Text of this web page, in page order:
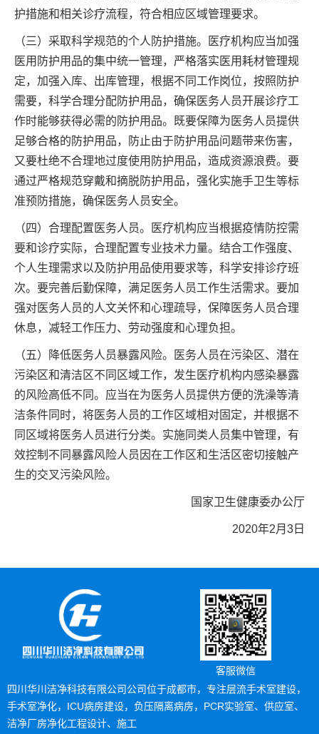
护措施和相关诊疗流程，符合相应区域管理要求。
（三）采取科学规范的个人防护措施。医疗机构应当加强
医用防护用品的集中统一管理，严格落实医用耗材管理规
定，加强入库、出库管理，根据不同工作岗位，按照防护
需要，科学合理分配防护用品，确保医务人员开展诊疗工
作时能够获得必需的防护用品。既要保障为医务人员提供
足够合格的防护用品，防止由于防护用品问题带来伤害，
又要杜绝不合理地过度使用防护用品，造成资源浪费。要
通过严格规范穿戴和摘脱防护用品，强化实施手卫生等标
准预防措施，确保医务人员安全。
（四）合理配置医务人员。医疗机构应当根据疫情防控需
要和诊疗实际，合理配置专业技术力量。结合工作强度、
个人生理需求以及防护用品使用要求等，科学安排诊疗班
次。要完善后勤保障，满足医务人员工作生活需求。要加
强对医务人员的人文关怀和心理疏导，保障医务人员合理
休息，减轻工作压力、劳动强度和心理负担。
（五）降低医务人员暴露风险。医务人员在污染区、潜在
污染区和清洁区不同区域工作，发生医疗机构内感染暴露
的风险高低不同。应当在为医务人员提供方便的洗澡等清
洁条件同时，将医务人员的工作区域相对固定，并根据不
同区域将医务人员进行分类。实施同类人员集中管理，有
效控制不同暴露风险人员因在工作区和生活区密切接触产
生的交叉污染风险。
国家卫生健康委办公厅
2020年2月3日
客服微信
四川华川洁净科技有限公司公司位于成都市，专注层流手术室建设，
手术室净化，ICU病房建设，负压隔离病房，PCR实验室、供应室、
洁净厂房净化工程设计、施工